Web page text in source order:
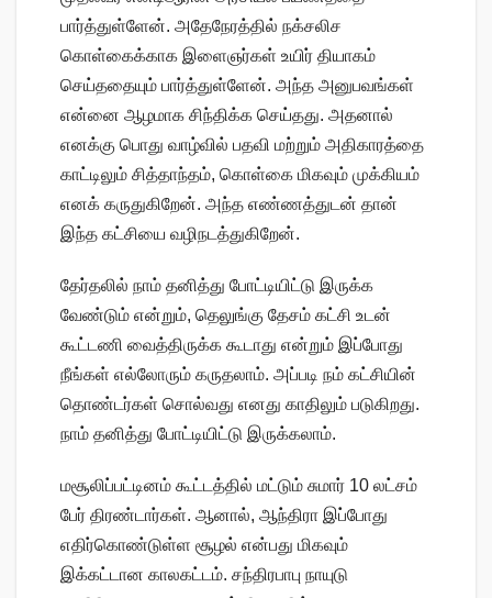
பார்த்துள்ளேன். அதேநேரத்தில் நக்சலிச
கொள்கைக்காக இளைஞர்கள் உயிர் தியாகம்
செய்ததையும் பார்த்துள்ளேன். அந்த அனுபவங்கள்
என்னை ஆழமாக சிந்திக்க செய்தது. அதனால்
எனக்கு பொது வாழ்வில் பதவி மற்றும் அதிகாரத்தை
காட்டிலும் சித்தாந்தம், கொள்கை மிகவும் முக்கியம்
எனக் கருதுகிறேன். அந்த எண்ணத்துடன் தான்
இந்த கட்சியை வழிநடத்துகிறேன்.
தேர்தலில் நாம் தனித்து போட்டியிட்டு இருக்க
வேண்டும் என்றும், தெலுங்கு தேசம் கட்சி உடன்
கூட்டணி வைத்திருக்க கூடாது என்றும் இப்போது
நீங்கள் எல்லோரும் கருதலாம். அப்படி நம் கட்சியின்
தொண்டர்கள் சொல்வது எனது காதிலும் படுகிறது.
நாம் தனித்து போட்டியிட்டு இருக்கலாம்.
மசூலிப்பட்டினம் கூட்டத்தில் மட்டும் சுமார் 10 லட்சம்
பேர் திரண்டார்கள். ஆனால், ஆந்திரா இப்போது
எதிர்கொண்டுள்ள சூழல் என்பது மிகவும்
இக்கட்டான காலகட்டம். சந்திரபாபு நாயுடு